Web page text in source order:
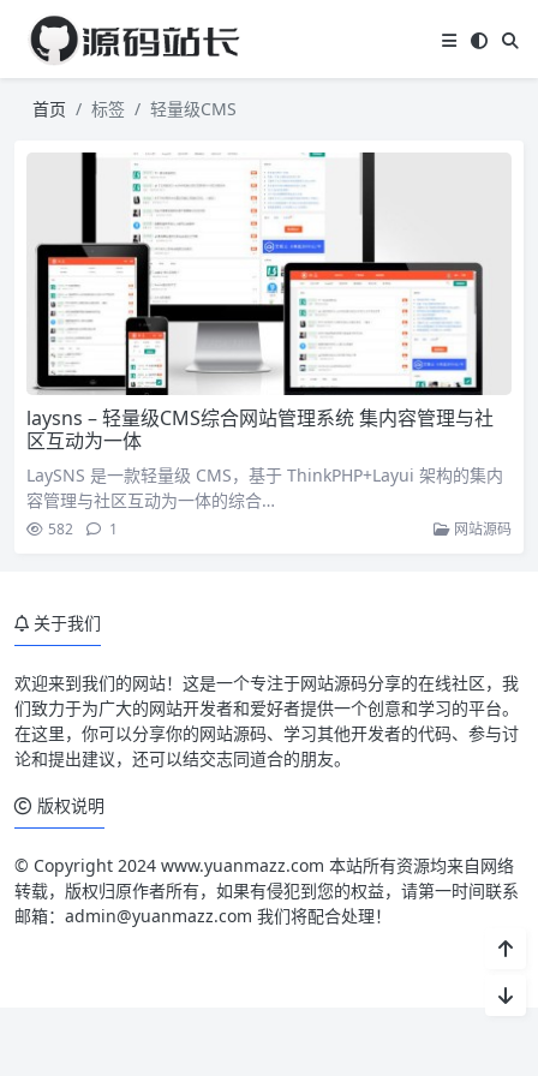
首页 标签 轻量级CMS
laysns – 轻量级CMS综合网站管理系统 集内容管理与社
区互动为一体
LaySNS 是一款轻量级 CMS，基于 ThinkPHP+Layui 架构的集内
容管理与社区互动为一体的综合…
582 1 网站源码
关于我们
欢迎来到我们的网站！这是一个专注于网站源码分享的在线社区，我
们致力于为广大的网站开发者和爱好者提供一个创意和学习的平台。
在这里，你可以分享你的网站源码、学习其他开发者的代码、参与讨
论和提出建议，还可以结交志同道合的朋友。
版权说明
© Copyright 2024 www.yuanmazz.com 本站所有资源均来自网络
转载，版权归原作者所有，如果有侵犯到您的权益，请第一时间联系
邮箱：admin@yuanmazz.com 我们将配合处理！